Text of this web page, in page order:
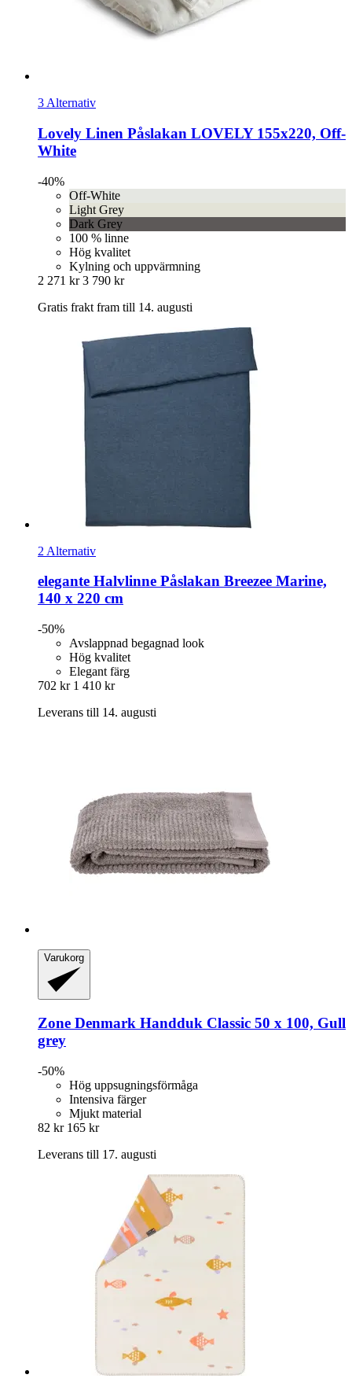
3 Alternativ
Lovely Linen Påslakan LOVELY 155x220, Off-​
White
-40%
Off-White
Light Grey
Dark Grey
100 % linne
Hög kvalitet
Kylning och uppvärmning
2 271 kr 3 790 kr
Gratis frakt fram till 14. augusti
2 Alternativ
elegante Halvlinne Påslakan Breezee Marine,
140 x 220 cm
-50%
Avslappnad begagnad look
Hög kvalitet
Elegant färg
702 kr 1 410 kr
Leverans till 14. augusti
Varukorg
Zone Denmark Handduk Classic 50 x 100, Gull
grey
-50%
Hög uppsugningsförmåga
Intensiva färger
Mjukt material
82 kr 165 kr
Leverans till 17. augusti